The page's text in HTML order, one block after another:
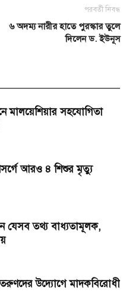
পরবর্তী নিবন্ধ
৬ অদম্য নারীর হাতে পুরস্কার তুলে
দিলেন ড. ইউনূস
মালয়েশিয়ার সহযোগিতা
আরও ৪ শিশুর মৃত্যু
যেসব তথ্য বাধ্যতামূলক,
উদ্যোগে মাদকবিরোধী